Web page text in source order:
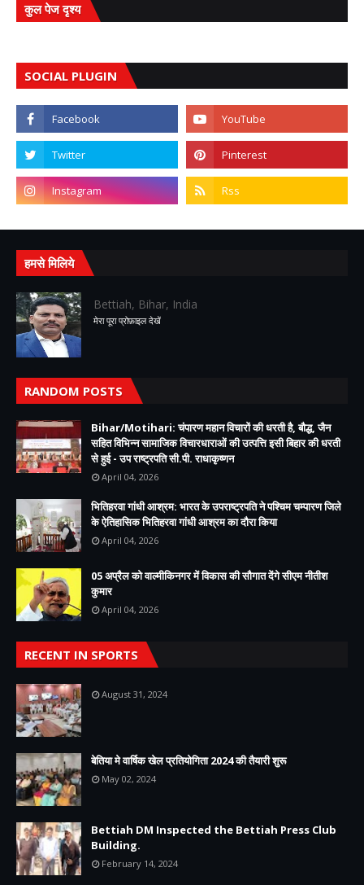
कुल पेज दृश्य
SOCIAL PLUGIN
हमसे मिलिये
Bettiah, Bihar, India
मेरा पूरा प्रोफ़ाइल देखें
RANDOM POSTS
Bihar/Motihari: चंपारण महान विचारों की धरती है, बौद्ध, जैन
सहित विभिन्न सामाजिक विचारधाराओं की उत्पत्ति इसी बिहार की धरती
से हुई - उप राष्ट्रपति सी.पी. राधाकृष्णन
April 04, 2026
भितिहरवा गांधी आश्रम: भारत के उपराष्ट्रपति ने पश्चिम चम्पारण जिले
के ऐतिहासिक भितिहरवा गांधी आश्रम का दौरा किया
April 04, 2026
05 अप्रैल को वाल्मीकिनगर में विकास की सौगात देंगे सीएम नीतीश
कुमार
April 04, 2026
RECENT IN SPORTS
August 31, 2024
बेतिया मे वार्षिक खेल प्रतियोगिता 2024 की तैयारी शुरू
May 02, 2024
Bettiah DM Inspected the Bettiah Press Club
Building.
February 14, 2024